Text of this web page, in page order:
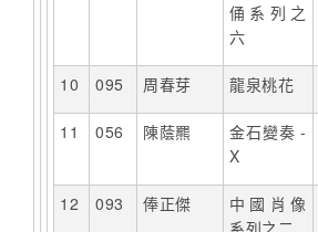
俑系列之
六
10 095 周春芽 龍泉桃花
11 056 陳蔭羆
金石變奏 -
X
12 093 俸正傑
中國肖像
系列之二